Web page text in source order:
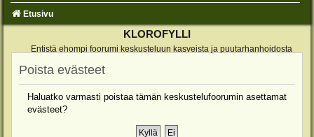
Etusivu
KLOROFYLLI
Entistä ehompi foorumi keskusteluun kasveista ja puutarhanhoidosta
Poista evästeet
Haluatko varmasti poistaa tämän keskustelufoorumin asettamat
evästeet?